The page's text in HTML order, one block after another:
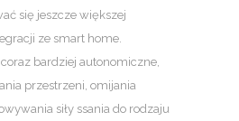
się jeszcze większej
ze smart home.
bardziej autonomiczne,
przestrzeni, omijania
siły ssania do rodzaju